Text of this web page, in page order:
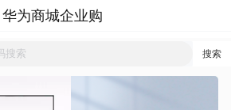
华为商城企业购
搜索